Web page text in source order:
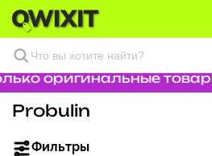
оригинальные товары
Probulin
Фильтры